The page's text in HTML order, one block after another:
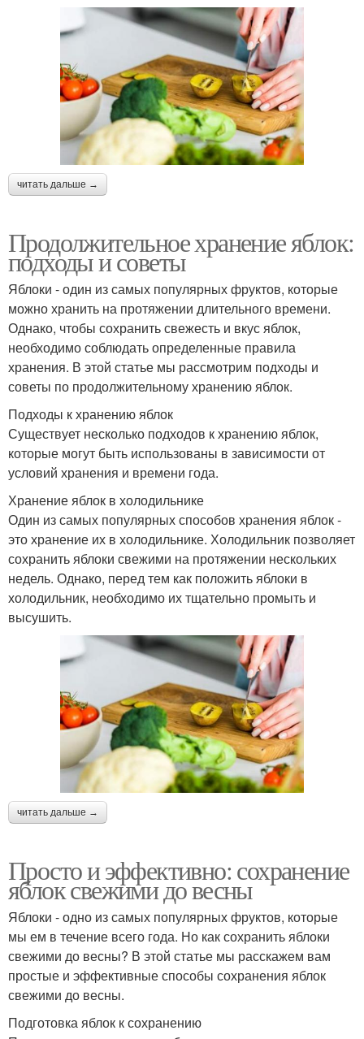
читать дальше →
Продолжительное хранение яблок:
подходы и советы
Яблоки - один из самых популярных фруктов, которые
можно хранить на протяжении длительного времени.
Однако, чтобы сохранить свежесть и вкус яблок,
необходимо соблюдать определенные правила
хранения. В этой статье мы рассмотрим подходы и
советы по продолжительному хранению яблок.
Подходы к хранению яблок
Существует несколько подходов к хранению яблок,
которые могут быть использованы в зависимости от
условий хранения и времени года.
Хранение яблок в холодильнике
Один из самых популярных способов хранения яблок -
это хранение их в холодильнике. Холодильник позволяет
сохранить яблоки свежими на протяжении нескольких
недель. Однако, перед тем как положить яблоки в
холодильник, необходимо их тщательно промыть и
высушить.
читать дальше →
Просто и эффективно: сохранение
яблок свежими до весны
Яблоки - одно из самых популярных фруктов, которые
мы ем в течение всего года. Но как сохранить яблоки
свежими до весны? В этой статье мы расскажем вам
простые и эффективные способы сохранения яблок
свежими до весны.
Подготовка яблок к сохранению